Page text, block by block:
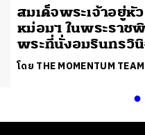
สมเด็จพระเจ้าอยู่หั
หม่อมฯ ในพระราช
พระที่นั่งอมรินทรวิ
โดย THE MOMENTUM TEAM